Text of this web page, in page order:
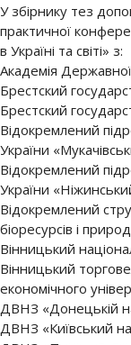
У збірнику тез
практичної
в Україні та світі» з:
Академія
Брестский
Брестский
Відокремлений
України
Відокремлений
України
Відокремлений
біоресурсів і
Вінницький
Вінницький
економічного
ДВНЗ «Донецькій
ДВНЗ «Київський